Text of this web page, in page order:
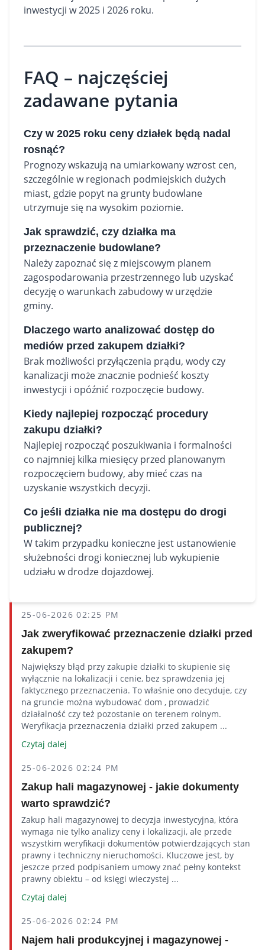
inwestycji w 2025 i 2026 roku.
FAQ – najczęściej
zadawane pytania
Czy w 2025 roku ceny działek będą nadal
rosnąć?
Prognozy wskazują na umiarkowany wzrost cen,
szczególnie w regionach podmiejskich dużych
miast, gdzie popyt na grunty budowlane
utrzymuje się na wysokim poziomie.
Jak sprawdzić, czy działka ma
przeznaczenie budowlane?
Należy zapoznać się z miejscowym planem
zagospodarowania przestrzennego lub uzyskać
decyzję o warunkach zabudowy w urzędzie
gminy.
Dlaczego warto analizować dostęp do
mediów przed zakupem działki?
Brak możliwości przyłączenia prądu, wody czy
kanalizacji może znacznie podnieść koszty
inwestycji i opóźnić rozpoczęcie budowy.
Kiedy najlepiej rozpocząć procedury
zakupu działki?
Najlepiej rozpocząć poszukiwania i formalności
co najmniej kilka miesięcy przed planowanym
rozpoczęciem budowy, aby mieć czas na
uzyskanie wszystkich decyzji.
Co jeśli działka nie ma dostępu do drogi
publicznej?
W takim przypadku konieczne jest ustanowienie
służebności drogi koniecznej lub wykupienie
udziału w drodze dojazdowej.
25-06-2026 02:25 PM
Jak zweryfikować przeznaczenie działki przed
zakupem?
Największy błąd przy zakupie działki to skupienie się
wyłącznie na lokalizacji i cenie, bez sprawdzenia jej
faktycznego przeznaczenia. To właśnie ono decyduje, czy
na gruncie można wybudować dom , prowadzić
działalność czy też pozostanie on terenem rolnym.
Weryfikacja przeznaczenia działki przed zakupem ...
Czytaj dalej
25-06-2026 02:24 PM
Zakup hali magazynowej - jakie dokumenty
warto sprawdzić?
Zakup hali magazynowej to decyzja inwestycyjna, która
wymaga nie tylko analizy ceny i lokalizacji, ale przede
wszystkim weryfikacji dokumentów potwierdzających stan
prawny i techniczny nieruchomości. Kluczowe jest, by
jeszcze przed podpisaniem umowy znać pełny kontekst
prawny obiektu – od księgi wieczystej ...
Czytaj dalej
25-06-2026 02:24 PM
Najem hali produkcyjnej i magazynowej -